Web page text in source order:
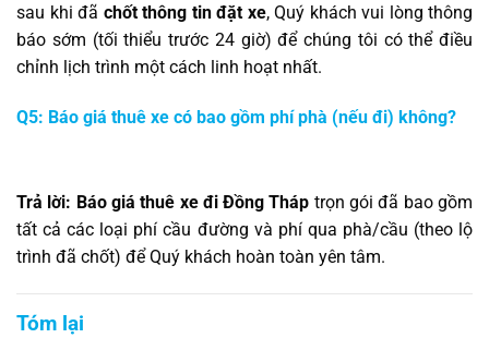
sau khi đã chốt thông tin đặt xe, Quý khách vui lòng thông
báo sớm (tối thiểu trước 24 giờ) để chúng tôi có thể điều
chỉnh lịch trình một cách linh hoạt nhất.
Q5: Báo giá thuê xe có bao gồm phí phà (nếu đi) không?
Trả lời: Báo giá thuê xe đi Đồng Tháp trọn gói đã bao gồm
tất cả các loại phí cầu đường và phí qua phà/cầu (theo lộ
trình đã chốt) để Quý khách hoàn toàn yên tâm.
Tóm lại